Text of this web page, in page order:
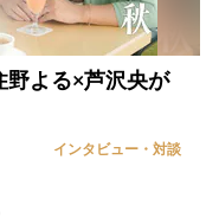
よる×芦沢央が
インタビュー・対談